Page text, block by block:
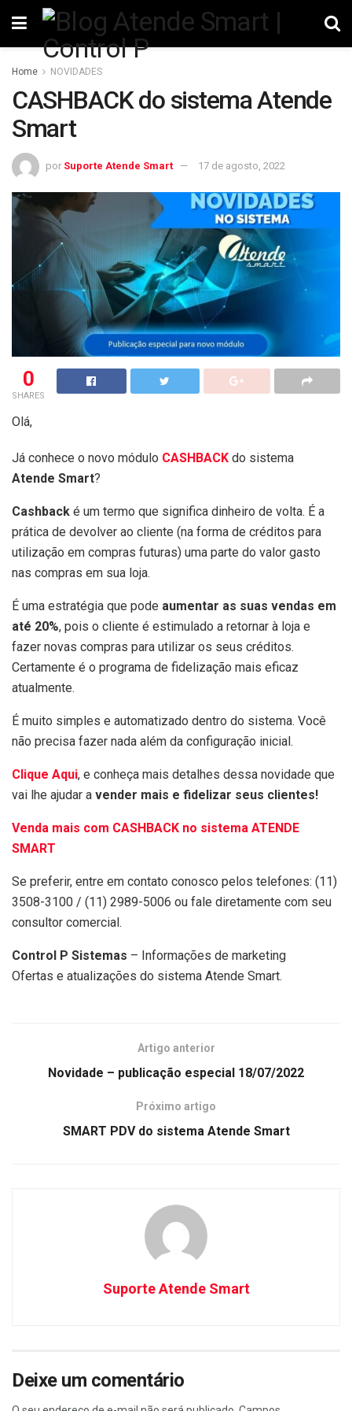
Home NOVIDADES
CASHBACK do sistema Atende
Smart
por Suporte Atende Smart 17 de agosto, 2022
0
SHARES
Olá,
Já conhece o novo módulo CASHBACK do sistema
Atende Smart?
Cashback é um termo que significa dinheiro de volta. É a
prática de devolver ao cliente (na forma de créditos para
utilização em compras futuras) uma parte do valor gasto
nas compras em sua loja.
É uma estratégia que pode aumentar as suas vendas em
até 20%, pois o cliente é estimulado a retornar à loja e
fazer novas compras para utilizar os seus créditos.
Certamente é o programa de fidelização mais eficaz
atualmente.
É muito simples e automatizado dentro do sistema. Você
não precisa fazer nada além da configuração inicial.
Clique Aqui, e conheça mais detalhes dessa novidade que
vai lhe ajudar a vender mais e fidelizar seus clientes!
Venda mais com CASHBACK no sistema ATENDE
SMART
Se preferir, entre em contato conosco pelos telefones: (11)
3508-3100 / (11) 2989-5006 ou fale diretamente com seu
consultor comercial.
Control P Sistemas – Informações de marketing
Ofertas e atualizações do sistema Atende Smart.
Artigo anterior
Novidade – publicação especial 18/07/2022
Próximo artigo
SMART PDV do sistema Atende Smart
Suporte Atende Smart
Deixe um comentário